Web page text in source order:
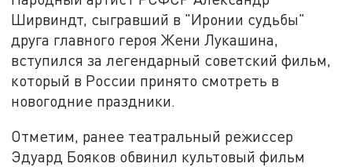
Ширвиндт, сыгравший в "Иронии судьбы"
друга главного героя Жени Лукашина,
вступился за легендарный советский фильм,
который в России принято смотреть в
новогодние праздники.
Отметим, ранее театральный режиссер
Эдуард Бояков обвинил культовый фильм